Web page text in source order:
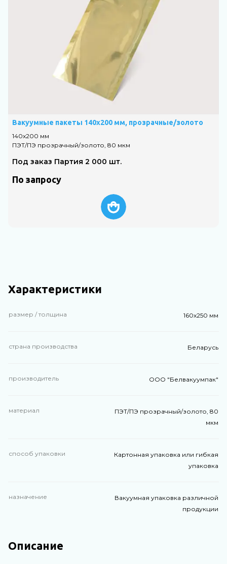
Вакуумные пакеты 140х200 мм, прозрачные/золото
140х200 мм
ПЭТ/ПЭ прозрачный/золото, 80 мкм
Под заказ Партия 2 000 шт.
По запросу
Характеристики
размер / толщина 160х250 мм
страна производства Беларусь
производитель ООО "Белвакуумпак"
материал
ПЭТ/ПЭ прозрачный/золото, 80
мкм
способ упаковки
Картонная упаковка или гибкая
упаковка
назначение
Вакуумная упаковка различной
продукции
Описание